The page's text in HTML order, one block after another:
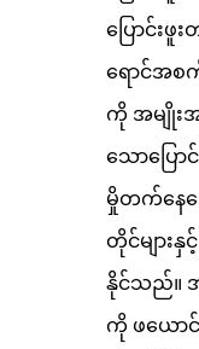
ပြောင်းဖူ
ရောင်အစ
ကို အမျိုးအ
သောပြော
မှိုတက်နေသေ
တိုင်များနှ
နိုင်သည်။ အ
ကို ဖယောင်း